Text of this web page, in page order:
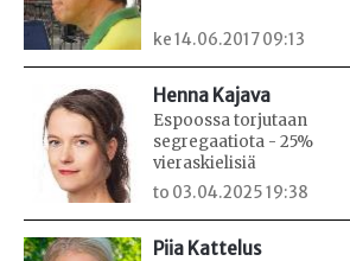
ke 14.06.2017 09:13
Henna Kajava
Espoossa torjutaan
segregaatiota - 25%
vieraskielisiä
to 03.04.2025 19:38
Piia Kattelus